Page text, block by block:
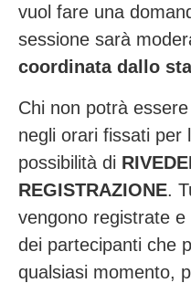
vuol fare una
sessione sarà
coordinata dallo
Chi non potrà
negli orari fissati per
possibilità di
REGISTRAZIONE.
vengono registrate
dei partecipanti che
qualsiasi momento,